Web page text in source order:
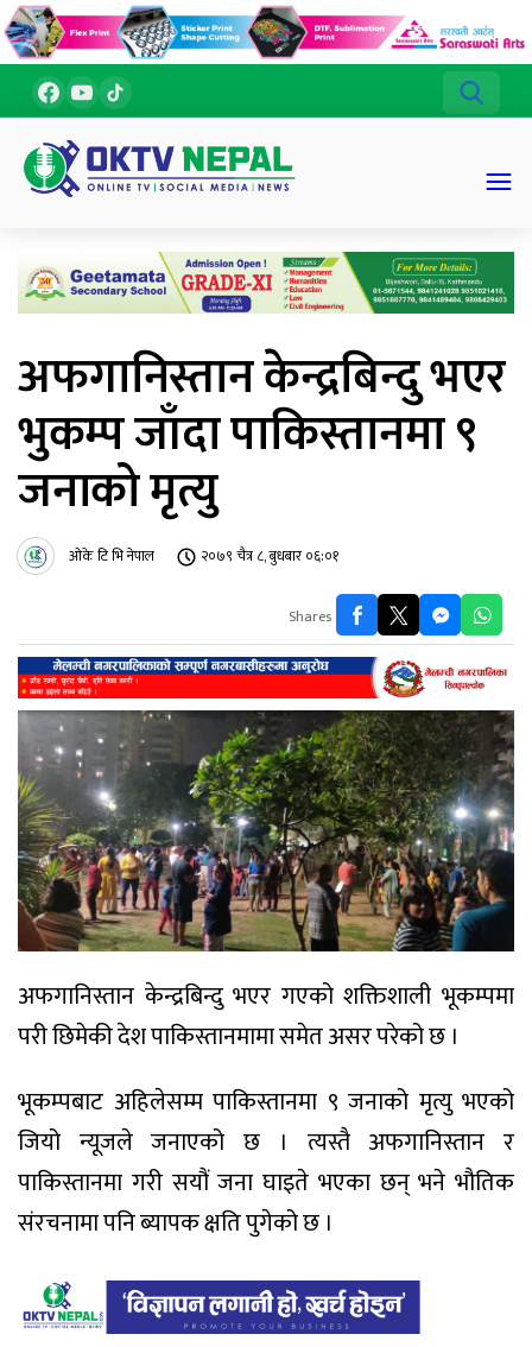
अफगानिस्तान केन्द्रबिन्दु भएर
भुकम्प जाँदा पाकिस्तानमा ९
जनाको मृत्यु
ओके टि भि नेपाल २०७९ चैत्र ८, बुधबार ०६:०१
Shares
अफगानिस्तान केन्द्रबिन्दु भएर गएको शक्तिशाली भूकम्पमा
परी छिमेकी देश पाकिस्तानमामा समेत असर परेको छ ।
भूकम्पबाट अहिलेसम्म पाकिस्तानमा ९ जनाको मृत्यु भएको
जियो न्यूजले जनाएको छ । त्यस्तै अफगानिस्तान र
पाकिस्तानमा गरी सयौं जना घाइते भएका छन् भने भौतिक
संरचनामा पनि ब्यापक क्षति पुगेको छ ।